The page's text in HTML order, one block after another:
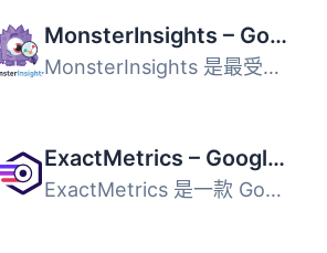
MonsterInsights – Google Analytics Dashboard for WordPress (Website Stats Made Easy)
MonsterInsights 是最受歡迎的 WordPress Google Analytics ...
ExactMetrics – Google Analytics Dashboard for WordPress (Website Stats Plugin)
ExactMetrics 是一款 Google Analytics 整合外掛，讓你無需撰...